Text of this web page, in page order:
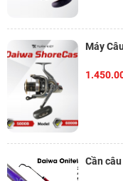
Máy
Cần